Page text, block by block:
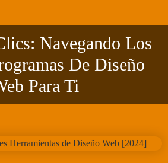
Navegando Los
De Diseño
Para Ti